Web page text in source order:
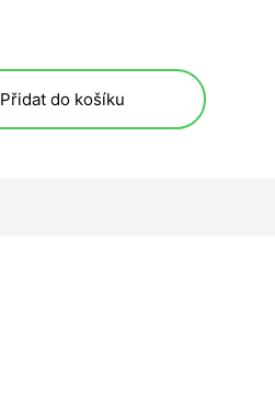
Přidat do košíku